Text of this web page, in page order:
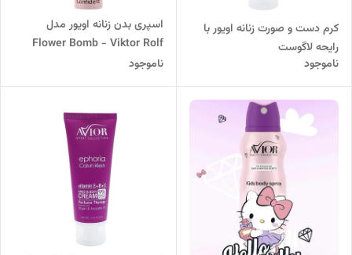
کرم دست و صورت زنانه اویور با
رایحه لاگوست
ناموجود
اسپری بدن زنانه اویور مدل
Flower Bomb - Viktor Rolf
حجم 200 میلی لیتر
ناموجود